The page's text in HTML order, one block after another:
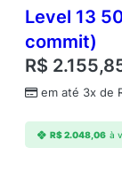
Level 13
commit)
R$
em até 3x de
R$2.048,06 à